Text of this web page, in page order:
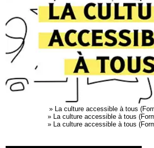
» La culture accessible à tous
» La culture accessible à tous
» La culture accessible à tous